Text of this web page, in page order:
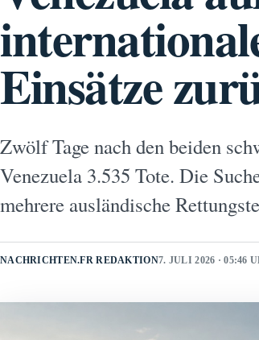
Einsätze
Zwölf Tage nach den beiden
Venezuela 3.535 Tote. Die
mehrere ausländische
NACHRICHTEN.FR REDAKTION7. JULI 2026 · 05:46